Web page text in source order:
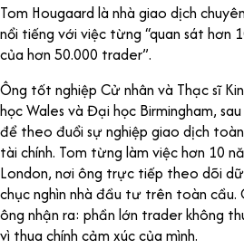
Tom Hougaard là nhà giao dịch
nổi tiếng với việc từng “quan sát hơn
của hơn 50.000 trader”.
Ông tốt nghiệp Cử nhân và Thạc sĩ
học Wales và Đại học Birmingham,
để theo đuổi sự nghiệp giao dịch
tài chính. Tom từng làm việc hơn 10
London, nơi ông trực tiếp theo dõi
chục nghìn nhà đầu tư trên toàn cầu.
ông nhận ra: phần lớn trader không
vì thua chính cảm xúc của mình.